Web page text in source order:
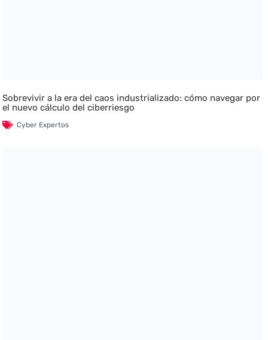
Sobrevivir a la era del caos industrializado: cómo navegar por
el nuevo cálculo del ciberriesgo
Cyber Expertos